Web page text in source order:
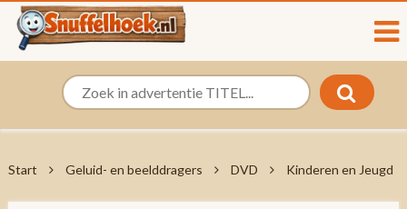
Start Geluid- en beelddragers DVD Kinderen en Jeugd